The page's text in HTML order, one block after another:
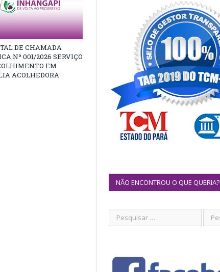
DE CHAMADA
Nº 001/2026 SERVIÇO
EM
ACOLHEDORA
NÃO ENCONTROU O QUE QUERIA?